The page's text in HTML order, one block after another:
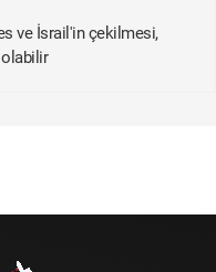
ve İsrail'in çekilmesi,